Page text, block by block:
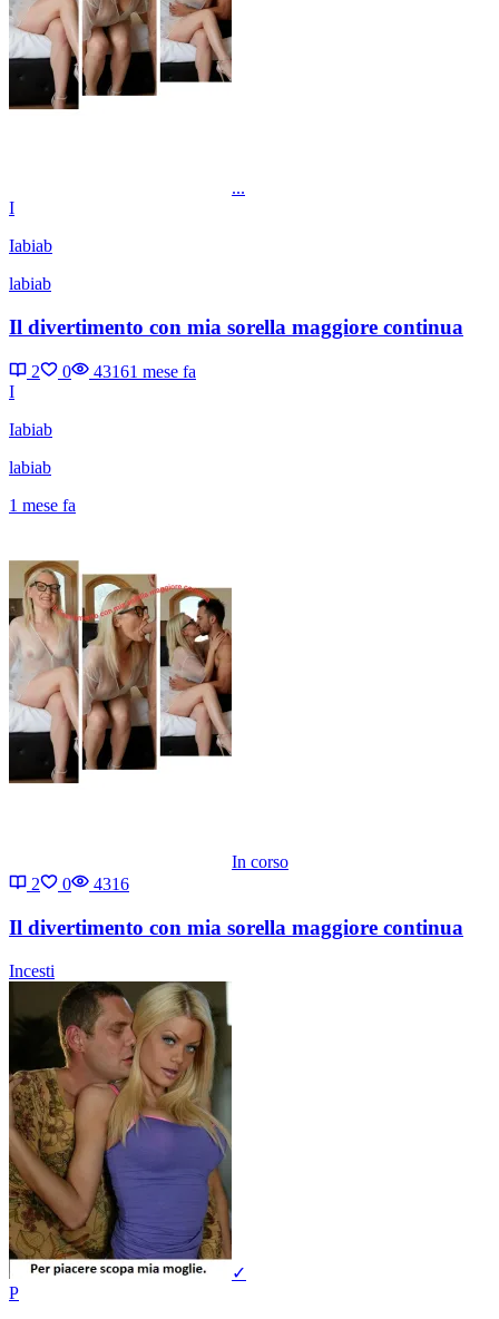
...
I
Iabiab
labiab
Il divertimento con mia sorella maggiore continua
2 0 43161 mese fa
I
Iabiab
labiab
1 mese fa
In corso
2
0 4316
Il divertimento con mia sorella maggiore continua
Incesti
✓
P